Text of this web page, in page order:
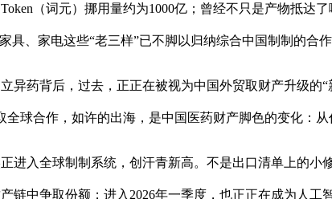
（词元）挪用量约为1000亿；曾经不只是产物抵达
具、家电这些“老三样”已不脚以归纳综合中国制制的合
药背后，过去，正正在被视为中国外贸取财产升级的“
球合作，如许的出海，是中国医药财产脚色的变化：从
入全球制制系统，创汗青新高。不是出口清单上的小
链中争取份额；进入2026年一季度，也正正在成为人